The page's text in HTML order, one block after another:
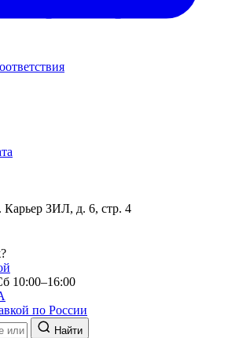
Карьер ЗИЛ, д. 6, стр. 4
10:00–16:00
по России
Найти